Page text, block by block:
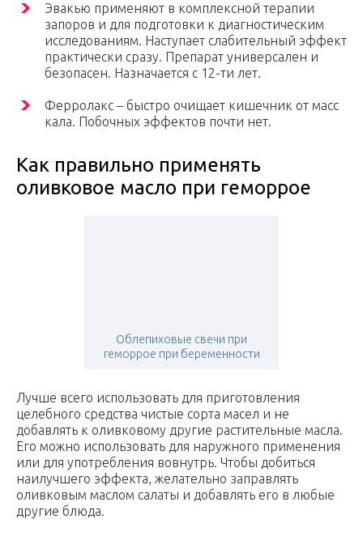
Эвакью применяют в комплексной терапии
запоров и для подготовки к диагностическим
исследованиям. Наступает слабительный эффект
практически сразу. Препарат универсален и
безопасен. Назначается с 12-ти лет.
Ферролакс – быстро очищает кишечник от масс
кала. Побочных эффектов почти нет.
Как правильно применять
оливковое масло при геморрое
Облепиховые свечи при
геморрое при беременности
Лучше всего использовать для приготовления
целебного средства чистые сорта масел и не
добавлять к оливковому другие растительные масла.
Его можно использовать для наружного применения
или для употребления вовнутрь. Чтобы добиться
наилучшего эффекта, желательно заправлять
оливковым маслом салаты и добавлять его в любые
другие блюда.